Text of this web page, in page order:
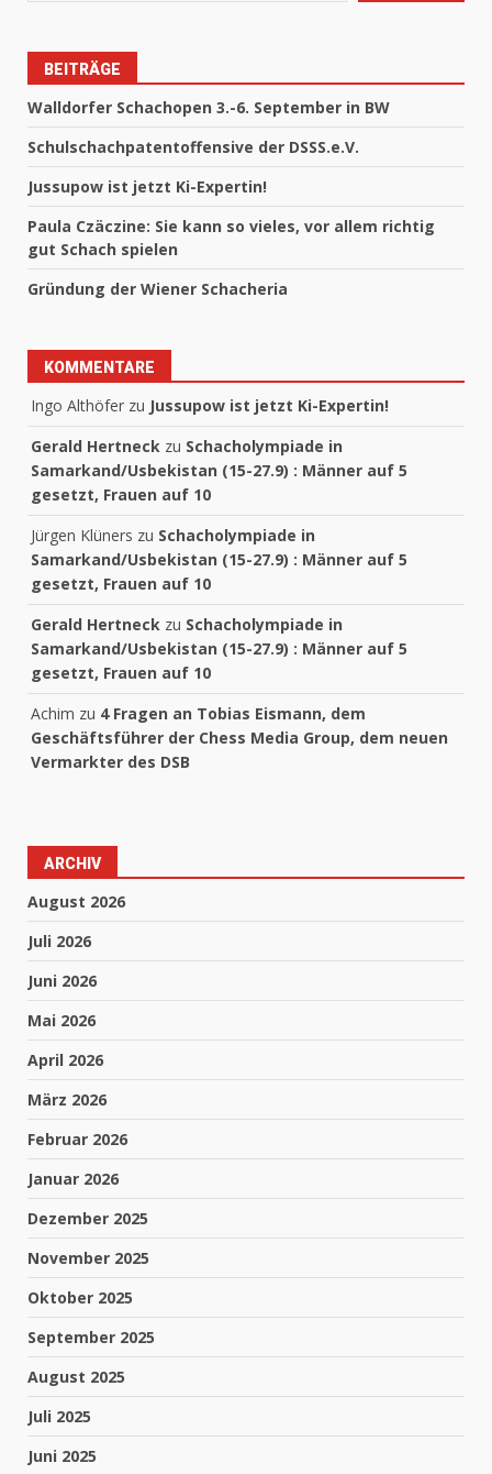
BEITRÄGE
Walldorfer Schachopen 3.-6. September in BW
Schulschachpatentoffensive der DSSS.e.V.
Jussupow ist jetzt Ki-Expertin!
Paula Czäczine: Sie kann so vieles, vor allem richtig
gut Schach spielen
Gründung der Wiener Schacheria
KOMMENTARE
Ingo Althöfer zu Jussupow ist jetzt Ki-Expertin!
Gerald Hertneck zu Schacholympiade in
Samarkand/Usbekistan (15-27.9) : Männer auf 5
gesetzt, Frauen auf 10
Jürgen Klüners zu Schacholympiade in
Samarkand/Usbekistan (15-27.9) : Männer auf 5
gesetzt, Frauen auf 10
Gerald Hertneck zu Schacholympiade in
Samarkand/Usbekistan (15-27.9) : Männer auf 5
gesetzt, Frauen auf 10
Achim zu 4 Fragen an Tobias Eismann, dem
Geschäftsführer der Chess Media Group, dem neuen
Vermarkter des DSB
ARCHIV
August 2026
Juli 2026
Juni 2026
Mai 2026
April 2026
März 2026
Februar 2026
Januar 2026
Dezember 2025
November 2025
Oktober 2025
September 2025
August 2025
Juli 2025
Juni 2025